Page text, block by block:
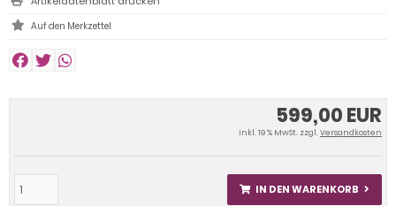
599,00 EUR
inkl. 19 % MwSt. zzgl.Versandkosten
IN DEN WARENKORB